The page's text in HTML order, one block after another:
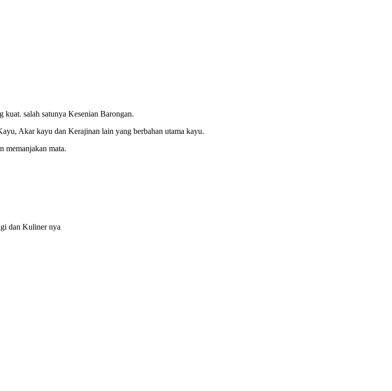
salah satunya Kesenian Barongan.
Akar kayu dan Kerajinan lain yang berbahan utama kayu.
memanjakan mata.
dan Kuliner nya